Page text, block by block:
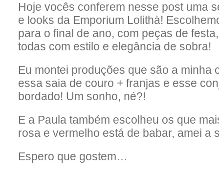
Hoje vocês conferem nesse post uma
e looks da Emporium Lolithà!
para o final de ano, com peças de
todas com estilo e elegância de sobra!
Eu montei produções que são a minha
essa saia de couro + franjas e esse
bordado! Um sonho, né?!
E a Paula também escolheu os que
rosa e vermelho está de babar, amei a
Espero que gostem…